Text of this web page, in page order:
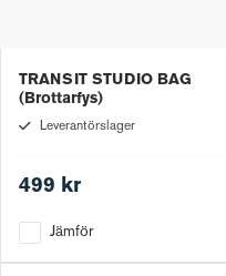
TRANSIT STUDIO BAG
(Brottarfys)
Leverantörslager
499 kr
Jämför